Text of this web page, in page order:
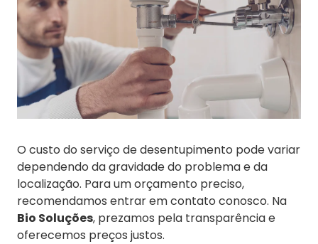
O custo do serviço de desentupimento pode variar
dependendo da gravidade do problema e da
localização. Para um orçamento preciso,
recomendamos entrar em contato conosco. Na
Bio Soluções, prezamos pela transparência e
oferecemos preços justos.